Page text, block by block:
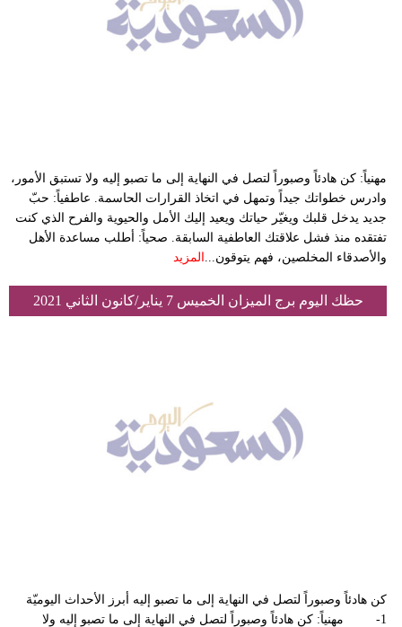
مهنياً: كن هادئاً وصبوراً لتصل في النهاية إلى ما تصبو إليه ولا تستبق الأمور،
وادرس خطواتك جيداً وتمهل في اتخاذ القرارات الحاسمة.‏ عاطفياً: حبّ
جديد يدخل قلبك ويغيّر حياتك ويعيد إليك الأمل والحيوية والفرح الذي كنت
تفتقده منذ فشل علاقتك العاطفية السابقة. صحياً: أطلب مساعدة الأهل
والأصدقاء المخلصين، فهم يتوقون... المزيد
حظك اليوم برج الميزان الخميس 7 يناير/كانون الثاني 2021
كن هادئاً وصبوراً لتصل في النهاية إلى ما تصبو إليه أبرز الأحداث اليوميّة
1- مهنياً: كن هادئاً وصبوراً لتصل في النهاية إلى ما تصبو إليه ولا